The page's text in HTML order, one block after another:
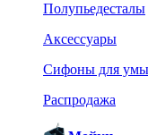
Полупьедесталы
Аксессуары
Сифоны для
Распродажа